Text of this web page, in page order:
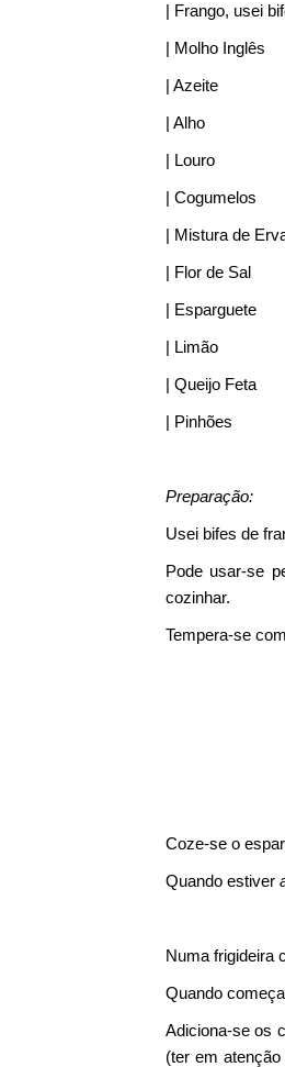
| Frango, usei
| Molho Inglês
| Azeite
| Alho
| Louro
| Cogumelos
| Mistura de
| Flor de Sal
| Esparguete
| Limão
| Queijo Feta
| Pinhões
Preparação:
Usei bifes de
Pode usar-se
cozinhar.
Tempera-se
Coze-se o
Quando estiver
Numa frigideira
Quando
Adiciona-se os
(ter em